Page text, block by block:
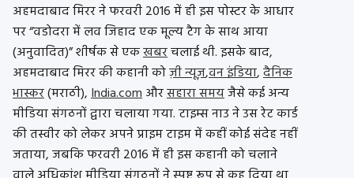
अहमदाबाद मिरर ने फरवरी 2016 में ही इस पोस्टर के आधार
पर “वडोदरा में लव जिहाद एक मूल्य टैग के साथ आया
(अनुवादित)” शीर्षक से एकखबरचलाई थी. इसके बाद,
अहमदाबाद मिरर की कहानी कोज़ी न्यूज़,वन इंडिया,दैनिक
भास्कर(मराठी),India.comऔरसहारा समयजैसे कई अन्य
मीडिया संगठनों द्वारा चलाया गया. टाइम्स नाउ ने उस रेट कार्ड
की तस्वीर को लेकर अपने प्राइम टाइम में कहीं कोई संदेह नहीं
जताया, जबकि फरवरी 2016 में ही इस कहानी को चलाने